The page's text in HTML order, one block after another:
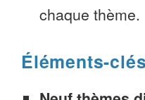
chaque thème.
Éléments-clés